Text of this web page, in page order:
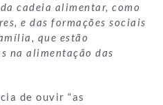
cadeia alimentar, como
e das formações sociais
que estão
na alimentação das
de ouvir “as